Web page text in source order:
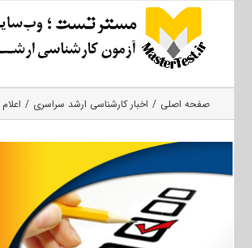
صفحه اصلی اخبار کارشناسی ارشد سراسری اعلام